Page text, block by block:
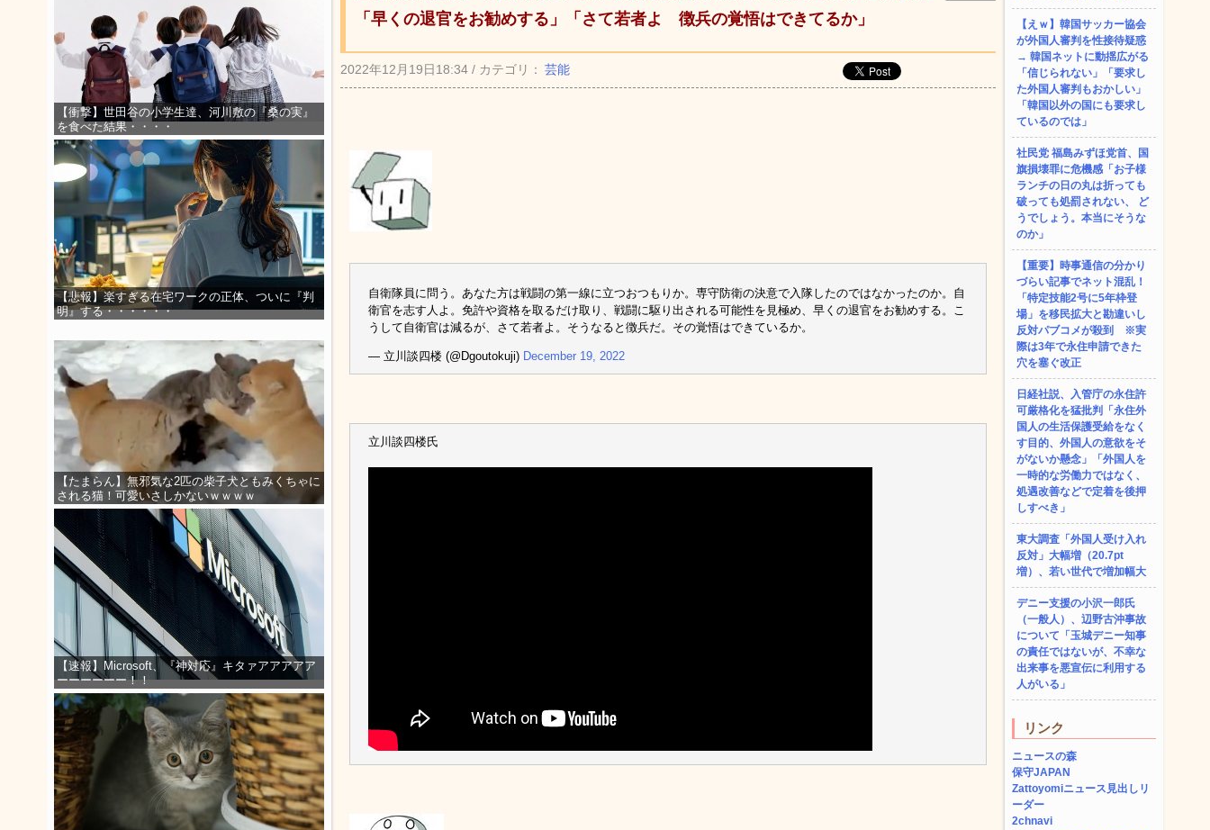
【衝撃】世田谷の小学生達、河川敷の『桑の実』
を食べた結果・・・・
【悲報】楽すぎる在宅ワークの正体、ついに『判
明』する・・・・・・
【たまらん】無邪気な2匹の柴子犬ともみくちゃに
される猫！可愛いさしかないｗｗｗｗ
【速報】Microsoft、『神対応』キタァアアアアア
ーーーーーー！！
「早くの退官をお勧めする」「さて若者よ 徴兵の覚悟はできてるか」
2022年12月19日18:34 / カテゴリ： 芸能
自衛隊員に問う。あなた方は戦闘の第一線に立つおつもりか。専守防衛の決意で入隊したのではなかったのか。自
衛官を志す人よ。免許や資格を取るだけ取り、戦闘に駆り出される可能性を見極め、早くの退官をお勧めする。こ
うして自衛官は減るが、さて若者よ。そうなると徴兵だ。その覚悟はできているか。
— 立川談四楼 (@Dgoutokuji) December 19, 2022
立川談四楼氏
【えｗ】韓国サッカー協会
が外国人審判を性接待疑惑
→ 韓国ネットに動揺広がる
「信じられない」「要求し
た外国人審判もおかしい」
「韓国以外の国にも要求し
ているのでは」
社民党 福島みずほ党首、国
旗損壊罪に危機感「お子様
ランチの日の丸は折っても
破っても処罰されない、 ど
うでしょう。本当にそうな
のか」
【重要】時事通信の分かり
づらい記事でネット混乱！
「特定技能2号に5年枠登
場」を移民拡大と勘違いし
反対パブコメが殺到 ※実
際は3年で永住申請できた
穴を塞ぐ改正
日経社説、入管庁の永住許
可厳格化を猛批判「永住外
国人の生活保護受給をなく
す目的、外国人の意欲をそ
がないか懸念」「外国人を
一時的な労働力ではなく、
処遇改善などで定着を後押
しすべき」
東大調査「外国人受け入れ
反対」大幅増（20.7pt
増）、若い世代で増加幅大
デニー支援の小沢一郎氏
（一般人）、辺野古沖事故
について「玉城デニー知事
の責任ではないが、不幸な
出来事を悪宣伝に利用する
人がいる」
リンク
ニュースの森
保守JAPAN
Zattoyomiニュース見出しリ
ーダー
2chnavi